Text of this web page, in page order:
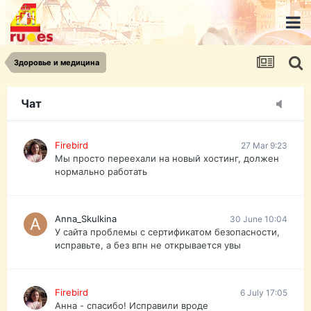
Здоровье и медицина
Чат
urist.dokument@gmail.com
https://pasport-ua.com/
Телеграмм @uristpassua
Firebird
Друзья - из России без VPN сайт и форум
Firebird 27 Mar 9:23
Мы просто переехали на новый хостинг, должен
нормально работать
Anna_Skulkina 30 June 10:04
У сайта проблемы с сертификатом безопасности,
исправьте, а без впн не открывается увы
Firebird 6 July 17:05
Анна - спасибо! Исправили вроде